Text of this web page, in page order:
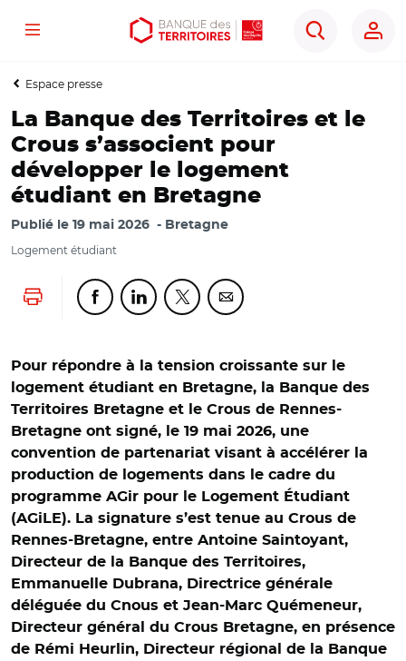
Aller
contenu
Aller
menu
Ouvrir
outils
Menu
Rechercher
Espace presse
La Banque des Territoires et le
Crous s’associent pour
développer le logement
étudiant en Bretagne
Publié le 19 mai 2026 Bretagne
Logement étudiant
Lancer l'impressionPartager cette page sur Facebook
Partager cette page sur Linkedin
Partager cette page sur Twitter
Partager cette page sur
Pour répondre à la tension croissante sur le
logement étudiant en Bretagne, la Banque des
Territoires Bretagne et le Crous de Rennes-
Bretagne ont signé, le 19 mai 2026, une
convention de partenariat visant à accélérer la
production de logements dans le cadre du
programme AGir pour le Logement Étudiant
(AGiLE). La signature s’est tenue au Crous de
Rennes-Bretagne, entre Antoine Saintoyant,
Directeur de la Banque des Territoires,
Emmanuelle Dubrana, Directrice générale
déléguée du Cnous et Jean-Marc Quémeneur,
Directeur général du Crous Bretagne, en présence
de Rémi Heurlin, Directeur régional de la Banque